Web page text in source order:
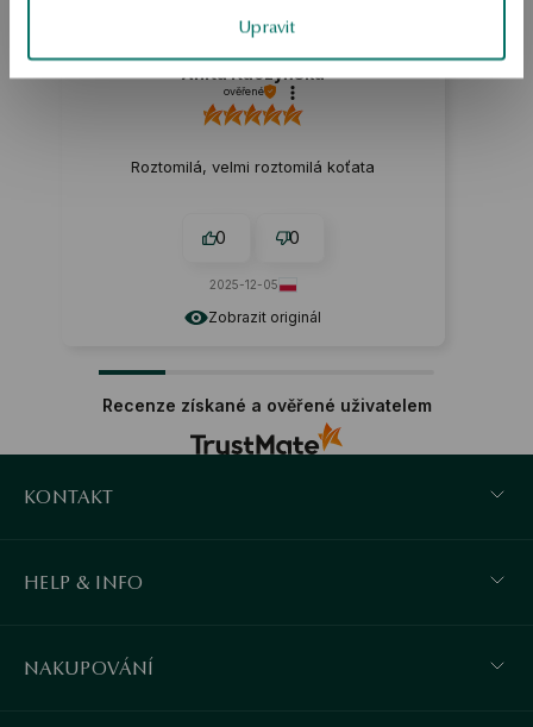
Upravit
Jak sbíráme recenze?
Zobrazit originál
Anita Kaczyńska
ověřené
Roztomilá, velmi roztomilá koťata
0 0
2025-12-05
Recenze získané a ověřené uživatelem
KONTAKT
HELP & INFO
NAKUPOVÁNÍ